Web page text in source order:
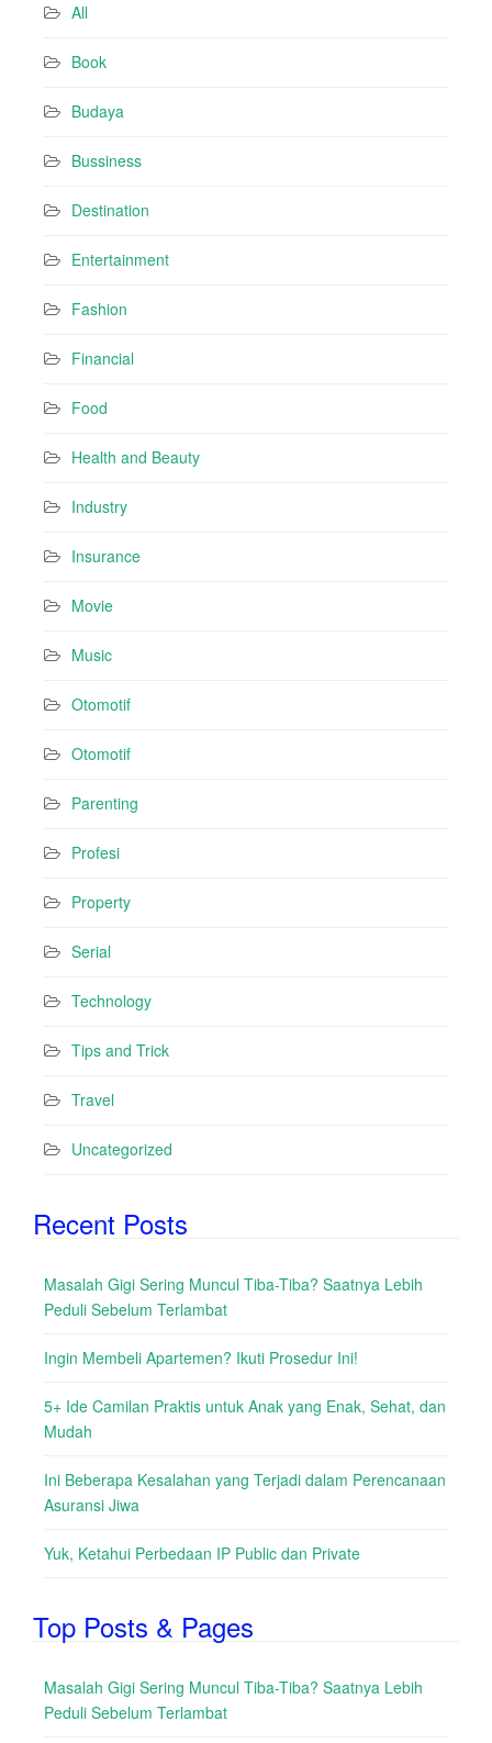
All
Book
Budaya
Bussiness
Destination
Entertainment
Fashion
Financial
Food
Health and Beauty
Industry
Insurance
Movie
Music
Otomotif
Otomotif
Parenting
Profesi
Property
Serial
Technology
Tips and Trick
Travel
Uncategorized
Recent Posts
Masalah Gigi Sering Muncul Tiba-Tiba? Saatnya Lebih
Peduli Sebelum Terlambat
Ingin Membeli Apartemen? Ikuti Prosedur Ini!
5+ Ide Camilan Praktis untuk Anak yang Enak, Sehat, dan
Mudah
Ini Beberapa Kesalahan yang Terjadi dalam Perencanaan
Asuransi Jiwa
Yuk, Ketahui Perbedaan IP Public dan Private
Top Posts & Pages
Masalah Gigi Sering Muncul Tiba-Tiba? Saatnya Lebih
Peduli Sebelum Terlambat